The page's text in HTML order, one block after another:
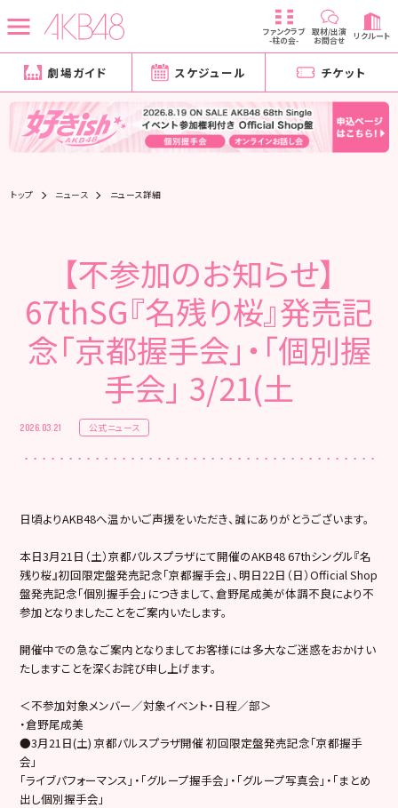
ファンクラブ
-柱の会-
取材/出演
お問合せ リクルート
劇場ガイド スケジュール チケット
トップ ニュース ニュース詳細
【不参加のお知らせ】
67thSG『名残り桜』発売記
念「京都握手会」・「個別握
手会」 3/21(土
2026.03.21 公式ニュース
日頃よりAKB48へ温かいご声援をいただき、誠にありがとうございます。
本日3月21日（土）京都パルスプラザにて開催のAKB48 67thシングル『名
残り桜』初回限定盤発売記念「京都握手会」、明日22日（日）Official Shop
盤発売記念「個別握手会」につきまして、倉野尾成美が体調不良により不
参加となりましたことをご案内いたします。
開催中での急なご案内となりましてお客様には多大なご迷惑をおかけい
たしますことを深くお詫び申し上げます。
＜不参加対象メンバー／対象イベント・日程／部＞
・倉野尾成美
●3月21日(土) 京都パルスプラザ開催 初回限定盤発売記念「京都握手
会」
「ライブパフォーマンス」・「グループ握手会」・「グループ写真会」・「まとめ
出し個別握手会」